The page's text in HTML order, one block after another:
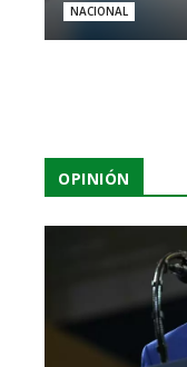
NACIONAL
OPINIÓN